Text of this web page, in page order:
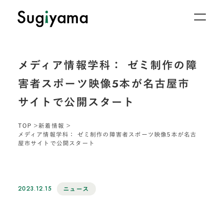
メディア情報学科： ゼミ制作の障
害者スポーツ映像5本が名古屋市
サイトで公開スタート
TOP
新着情報
メディア情報学科： ゼミ制作の障害者スポーツ映像5本が名古
屋市サイトで公開スタート
2023.12.15 ニュース